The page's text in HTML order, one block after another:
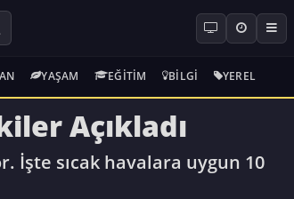
YAŞAM EĞITIM BILGI YEREL
Açıkladı
İşte sıcak havalara uygun 10